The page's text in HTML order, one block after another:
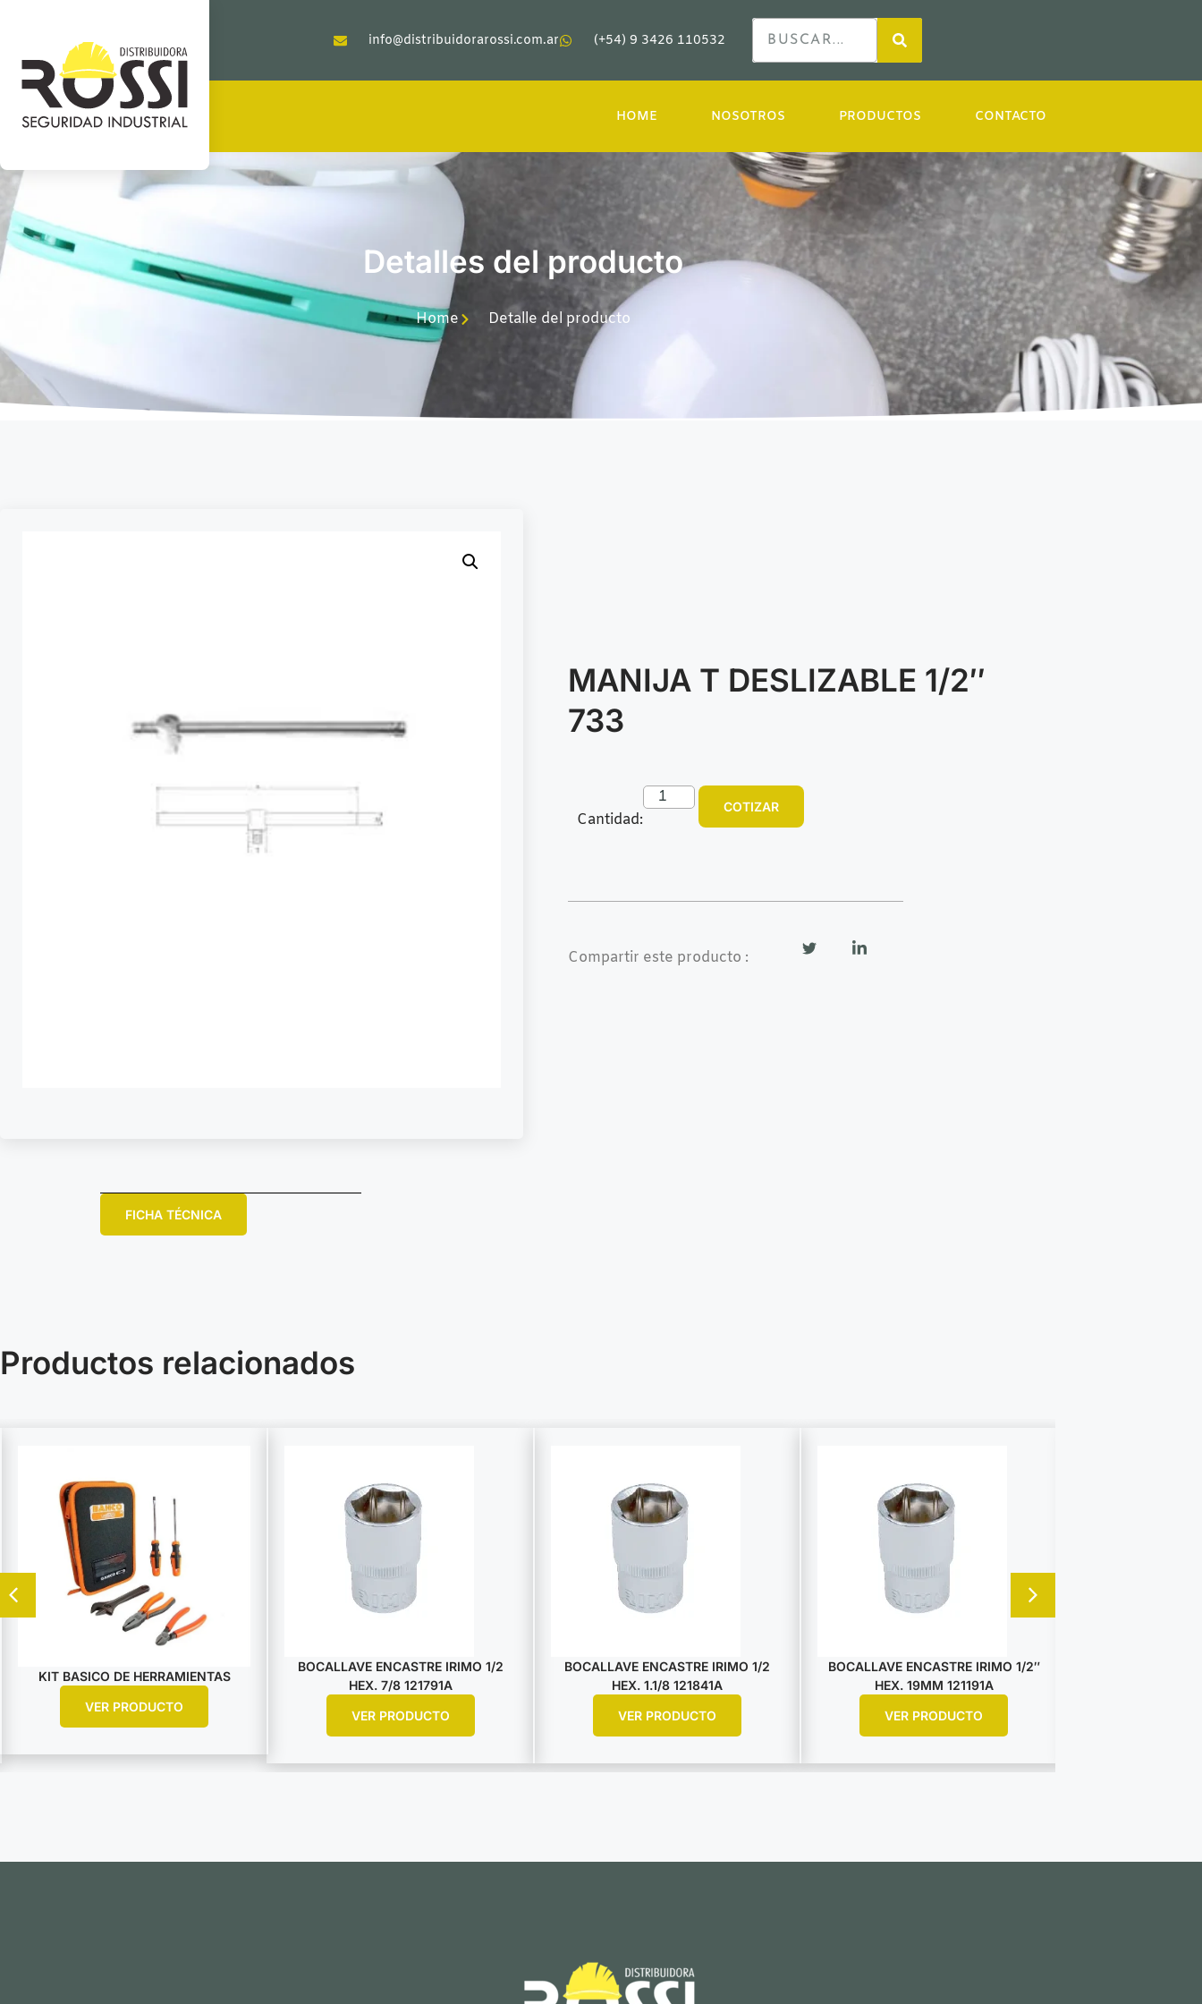
info@distribuidorarossi.com.ar (+54) 9 3426 110532
HOME NOSOTROS PRODUCTOS CONTACTO
Detalles del producto
Home Detalle del producto
MANIJA T DESLIZABLE 1/2″
733
Cantidad:
COTIZAR
Compartir este producto :
FICHA TÉCNICA
Productos relacionados
KIT BASICO DE HERRAMIENTAS
VER PRODUCTO
BOCALLAVE ENCASTRE IRIMO 1/2
HEX. 7/8 121791A
VER PRODUCTO
BOCALLAVE ENCASTRE IRIMO 1/2
HEX. 1.1/8 121841A
VER PRODUCTO
BOCALLAVE ENCASTRE IRIMO 1/2″
HEX. 19MM 121191A
VER PRODUCTO